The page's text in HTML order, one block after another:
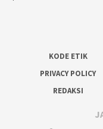
KODE ETIK
PRIVACY POLICY
REDAKSI